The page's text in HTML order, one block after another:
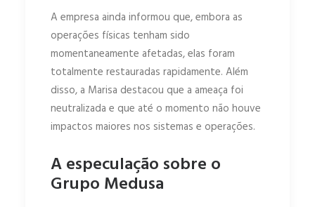
A empresa ainda informou que, embora as
operações físicas tenham sido
momentaneamente afetadas, elas foram
totalmente restauradas rapidamente. Além
disso, a Marisa destacou que a ameaça foi
neutralizada e que até o momento não houve
impactos maiores nos sistemas e operações.
A especulação sobre o
Grupo Medusa